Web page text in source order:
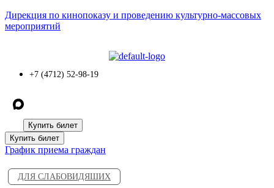
Дирекция по кинопоказу и проведению культурно-массовых
мероприятий
+7 (4712) 52-98-19
Купить билет
Купить билет
График приема граждан
ДЛЯ СЛАБОВИДЯШИХ